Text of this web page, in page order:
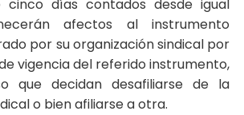
días contados desde igual
afectos al instrumento
por su organización sindical por
vigencia del referido instrumento,
que decidan desafiliarse de la
o bien afiliarse a otra.